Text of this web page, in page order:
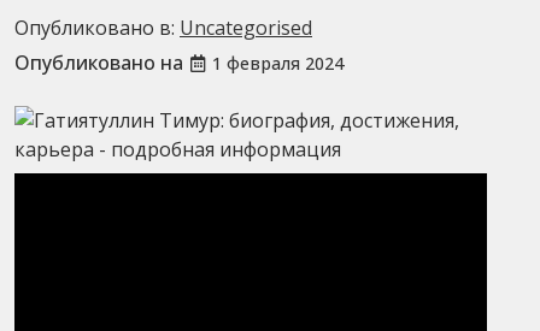
Опубликовано в: Uncategorised
Опубликовано на
1 февраля 2024